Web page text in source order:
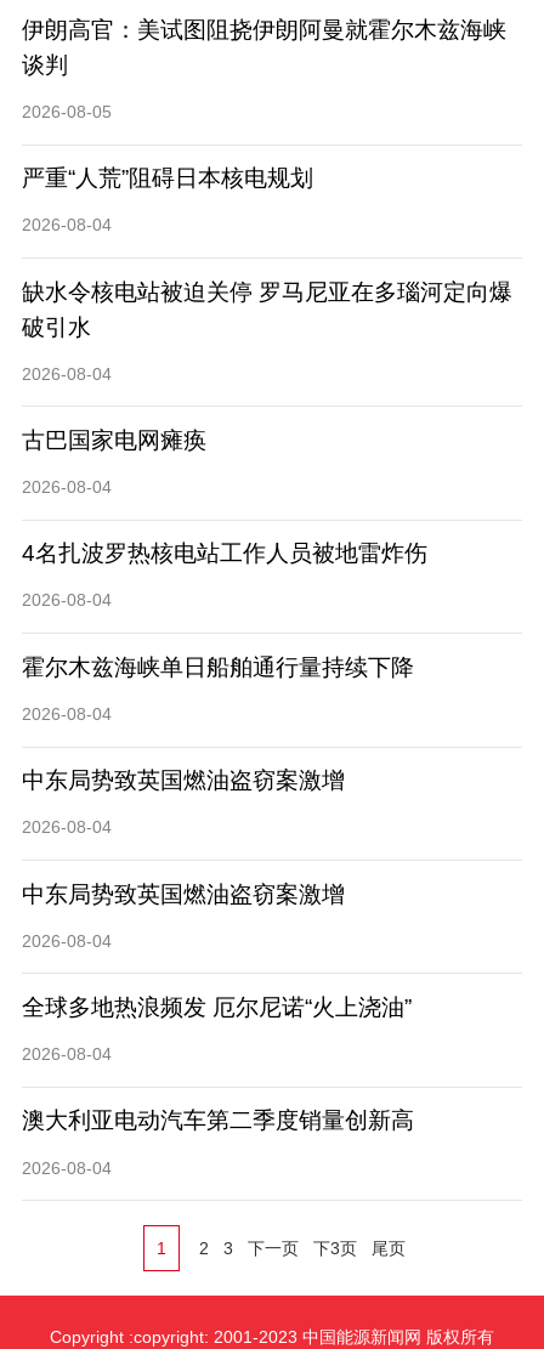
伊朗高官：美试图阻挠伊朗阿曼就霍尔木兹海峡
谈判
2026-08-05
严重“人荒”阻碍日本核电规划
2026-08-04
缺水令核电站被迫关停 罗马尼亚在多瑙河定向爆
破引水
2026-08-04
古巴国家电网瘫痪
2026-08-04
4名扎波罗热核电站工作人员被地雷炸伤
2026-08-04
​霍尔木兹海峡单日船舶通行量持续下降
2026-08-04
中东局势致英国燃油盗窃案激增
2026-08-04
中东局势致英国燃油盗窃案激增
2026-08-04
全球多地热浪频发 厄尔尼诺“火上浇油”
2026-08-04
澳大利亚电动汽车第二季度销量创新高
2026-08-04
1 2 3 下一页 下3页 尾页
Copyright :copyright: 2001-2023 中国能源新闻网 版权所有